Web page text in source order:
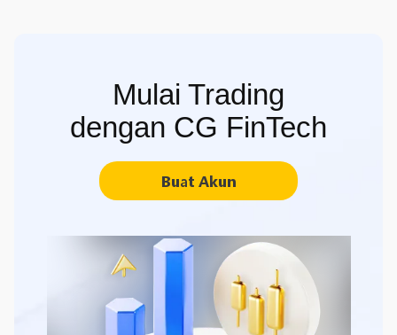
Mulai Trading
dengan CG FinTech
Buat Akun